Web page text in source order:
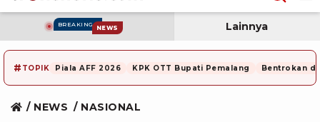
BREAKING NEWS Lainnya
# TOPIK Piala AFF 2026 KPK OTT Bupati Pemalang Bentrokan di
NEWS NASIONAL